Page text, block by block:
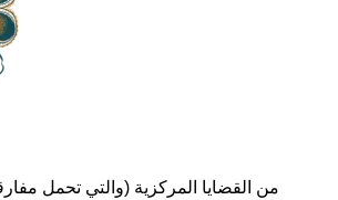
من القضايا المركزية (والتي تحمل